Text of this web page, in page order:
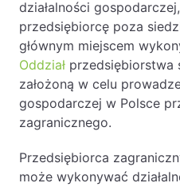
działalności
przedsiębiorcę poza
głównym miejscem
Oddział przedsiębiorstwa
założoną w celu
gospodarczej w Polsce
zagranicznego.
Przedsiębiorca
może wykonywać